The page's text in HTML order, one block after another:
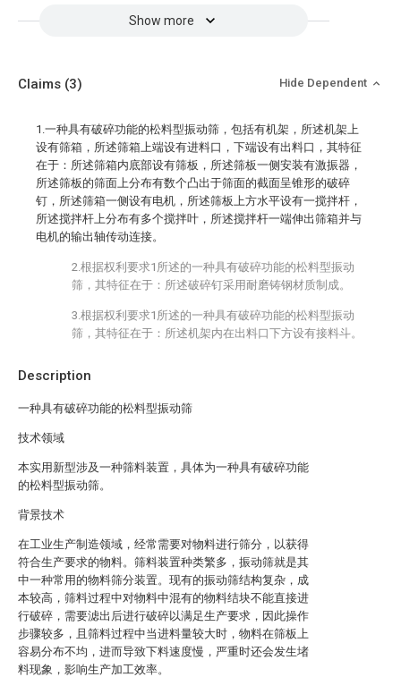
Show more
Description
一种具有破碎功能的松料型振动筛
技术领域
本实用新型涉及一种筛料装置，具体为一种具有破碎功能
的松料型振动筛。
背景技术
在工业生产制造领域，经常需要对物料进行筛分，以获得
符合生产要求的物料。筛料装置种类繁多，振动筛就是其
中一种常用的物料筛分装置。现有的振动筛结构复杂，成
本较高，筛料过程中对物料中混有的物料结块不能直接进
行破碎，需要滤出后进行破碎以满足生产要求，因此操作
步骤较多，且筛料过程中当进料量较大时，物料在筛板上
容易分布不均，进而导致下料速度慢，严重时还会发生堵
料现象，影响生产加工效率。
Claims (3) Hide Dependent
1.一种具有破碎功能的松料型振动筛，包括有机架，所述机架上
设有筛箱，所述筛箱上端设有进料口，下端设有出料口，其特征
在于：所述筛箱内底部设有筛板，所述筛板一侧安装有激振器，
所述筛板的筛面上分布有数个凸出于筛面的截面呈锥形的破碎
钉，所述筛箱一侧设有电机，所述筛板上方水平设有一搅拌杆，
所述搅拌杆上分布有多个搅拌叶，所述搅拌杆一端伸出筛箱并与
电机的输出轴传动连接。
2.根据权利要求1所述的一种具有破碎功能的松料型振动
筛，其特征在于：所述破碎钉采用耐磨铸钢材质制成。
3.根据权利要求1所述的一种具有破碎功能的松料型振动
筛，其特征在于：所述机架内在出料口下方设有接料斗。